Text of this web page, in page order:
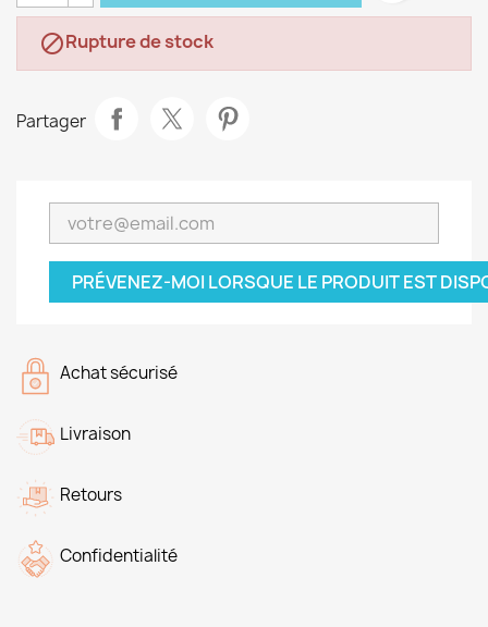
Rupture de stock
Partager
PRÉVENEZ-MOI LORSQUE LE PRODUIT EST
Achat sécurisé
Livraison
Retours
Confidentialité